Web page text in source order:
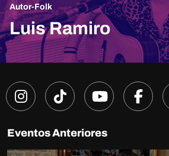
Autor-Folk
Luis Ramiro
Eventos Anteriores